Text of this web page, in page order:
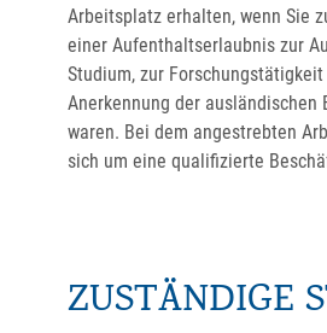
Arbeitsplatz erhalten, wenn Sie
einer Aufenthaltserlaubnis zur
Studium, zur
Anerkennung der ausländischen
waren. Bei dem angestrebten
sich um eine qualifizierte
ZUSTÄNDIGE